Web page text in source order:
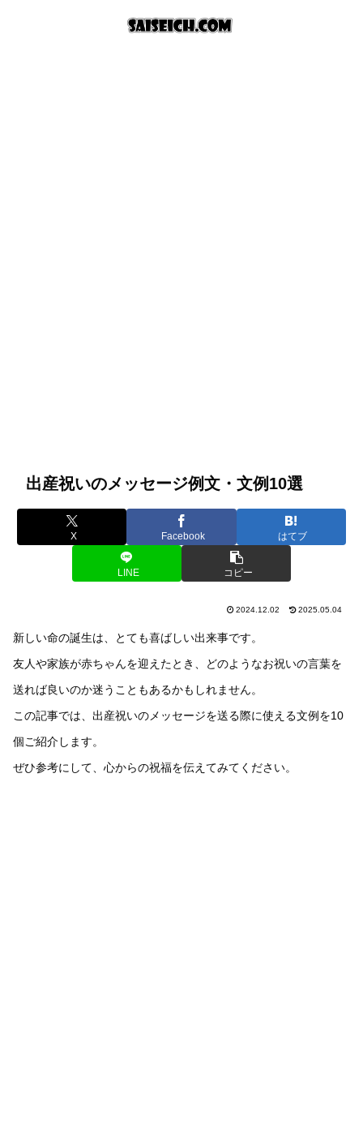
出産祝いのメッセージ例文・文例10選
X Facebook はてブ
LINE コピー
2024.12.02 2025.05.04
新しい命の誕生は、とても喜ばしい出来事です。
友人や家族が赤ちゃんを迎えたとき、どのようなお祝いの言葉を
送れば良いのか迷うこともあるかもしれません。
この記事では、出産祝いのメッセージを送る際に使える文例を10
個ご紹介します。
ぜひ参考にして、心からの祝福を伝えてみてください。